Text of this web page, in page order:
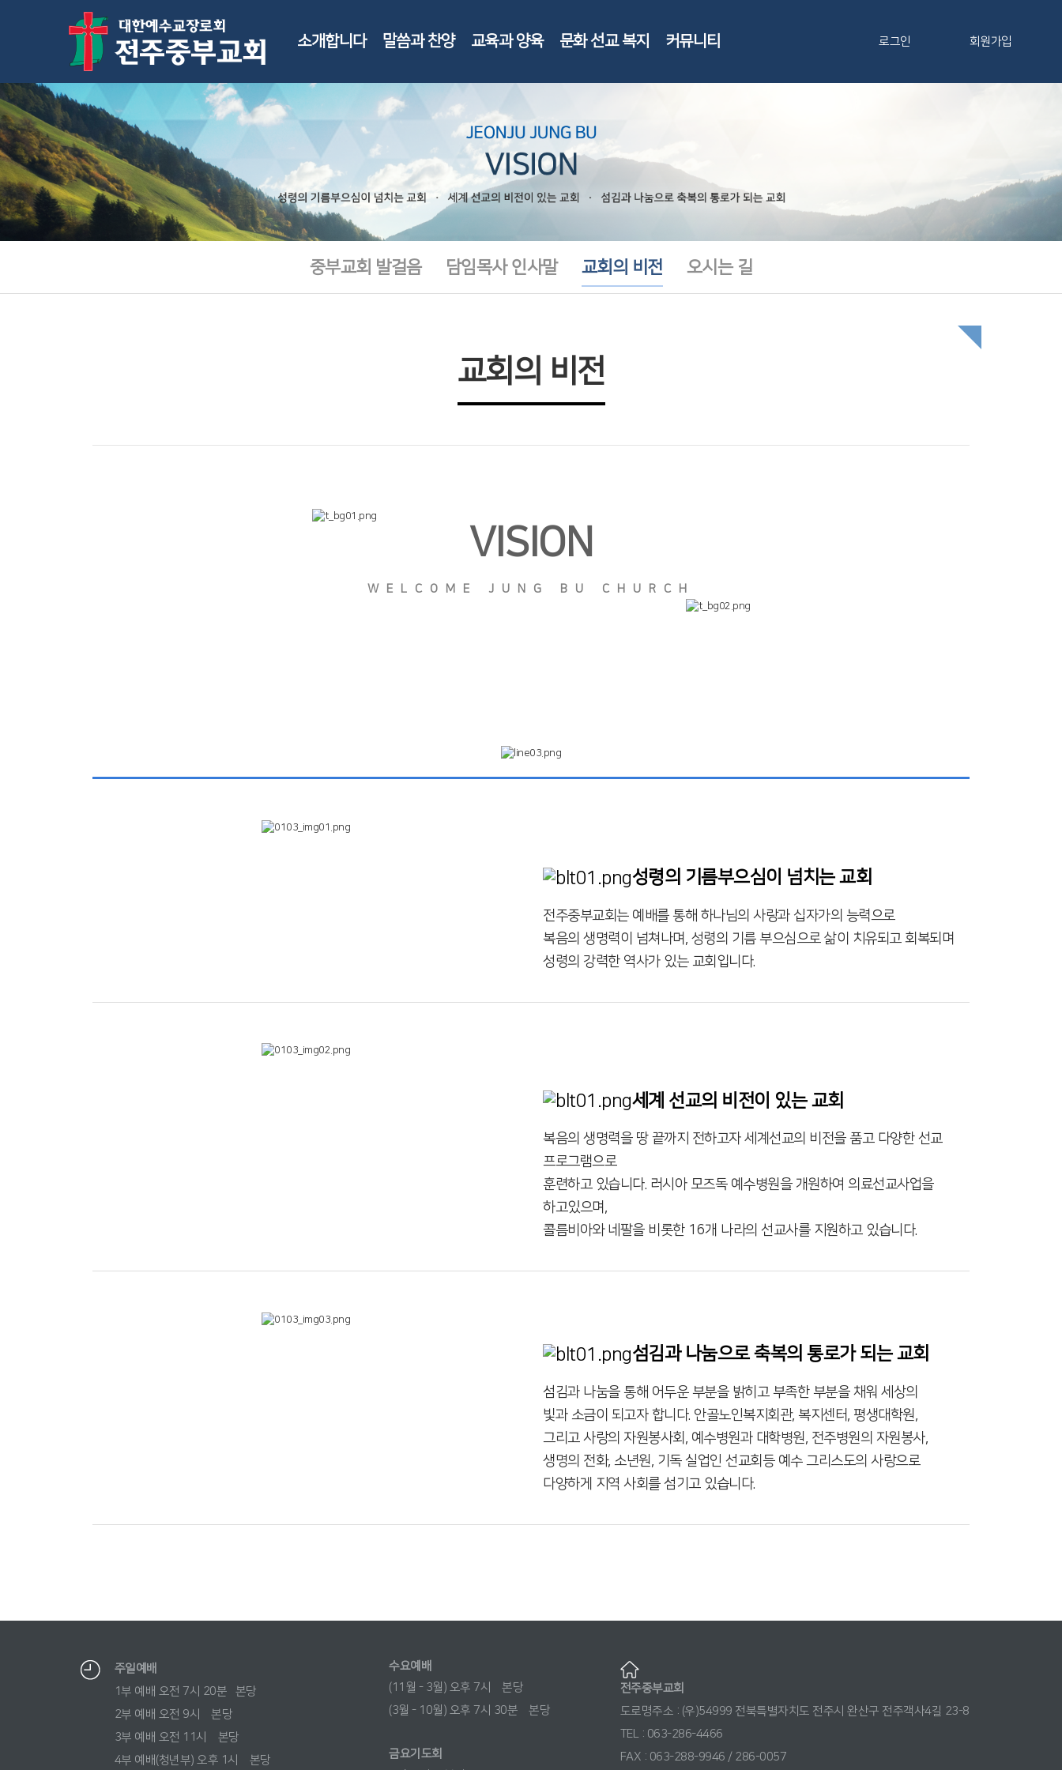
소개합니다 말씀과 찬양 교육과 양육 문화 선교 복지 커뮤니티 로그인 회원가입
중부교회 발걸음 담임목사 인사말 교회의 비전 오시는 길
교회의 비전
VISION
WELCOME JUNG BU CHURCH
성령의 기름부으심이 넘치는 교회
전주중부교회는 예배를 통해 하나님의 사랑과 십자가의 능력으로
복음의 생명력이 넘쳐나며, 성령의 기름 부으심으로 삶이 치유되고 회복되며
성령의 강력한 역사가 있는 교회입니다.
세계 선교의 비전이 있는 교회
복음의 생명력을 땅 끝까지 전하고자 세계선교의 비전을 품고 다양한 선교
프로그램으로
훈련하고 있습니다. 러시아 모즈독 예수병원을 개원하여 의료선교사업을
하고있으며,
콜름비아와 네팔을 비롯한 16개 나라의 선교사를 지원하고 있습니다.
섬김과 나눔으로 축복의 통로가 되는 교회
섬김과 나눔을 통해 어두운 부분을 밝히고 부족한 부분을 채워 세상의
빛과 소금이 되고자 합니다. 안골노인복지회관, 복지센터, 평생대학원,
그리고 사랑의 자원봉사회, 예수병원과 대학병원, 전주병원의 자원봉사,
생명의 전화, 소년원, 기독 실업인 선교회등 예수 그리스도의 사랑으로
다양하게 지역 사회를 섬기고 있습니다.
주일예배
1부 예배 오전 7시 20분 본당
2부 예배 오전 9시 본당
3부 예배 오전 11시 본당
4부 예배(청년부) 오후 1시 본당
수요예배
(11월 - 3월) 오후 7시 본당
(3월 - 10월) 오후 7시 30분 본당
금요기도회
전주중부교회
도로명주소 : (우)54999 전북특별자치도 전주시 완산구 전주객사4길 23-8
TEL : 063-286-4466
FAX : 063-288-9946 / 286-0057